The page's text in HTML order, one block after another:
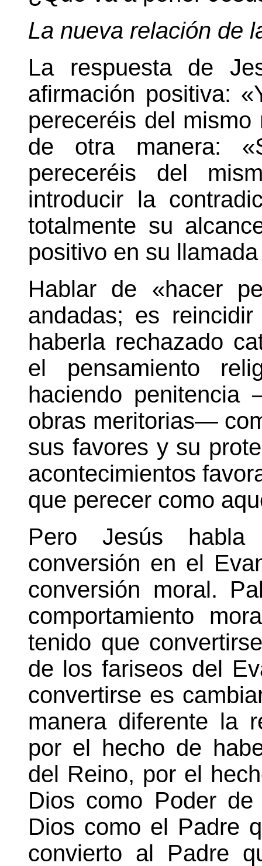
La nueva relación de
La respuesta de
afirmación positiva:
pereceréis del
de otra manera:
pereceréis del
introducir la
totalmente su
positivo en su
Hablar de «hacer
andadas; es
haberla rechazado
el pensamiento
haciendo penitencia
obras meritorias—
sus favores y su
acontecimientos
que perecer como
Pero Jesús
conversión en el
conversión moral.
comportamiento
tenido que
de los fariseos del
convertirse es
manera diferente la
por el hecho de
del Reino, por el
Dios como Poder
Dios como el Padre
convierto al Padre